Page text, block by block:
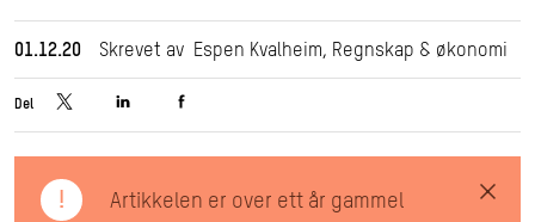
01.12.20 Skrevet av Espen Kvalheim, Regnskap & økonomi
Del
!
Artikkelen er over ett år gammel